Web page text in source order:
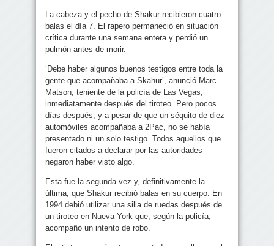
La cabeza y el pecho de Shakur recibieron cuatro
balas el día 7. El rapero permaneció en situación
crítica durante una semana entera y perdió un
pulmón antes de morir.
‘Debe haber algunos buenos testigos entre toda la
gente que acompañaba a Skahur’, anunció Marc
Matson, teniente de la policía de Las Vegas,
inmediatamente después del tiroteo. Pero pocos
días después, y a pesar de que un séquito de diez
automóviles acompañaba a 2Pac, no se había
presentado ni un solo testigo. Todos aquellos que
fueron citados a declarar por las autoridades
negaron haber visto algo.
Esta fue la segunda vez y, definitivamente la
última, que Shakur recibió balas en su cuerpo. En
1994 debió utilizar una silla de ruedas después de
un tiroteo en Nueva York que, según la policía,
acompañó un intento de robo.